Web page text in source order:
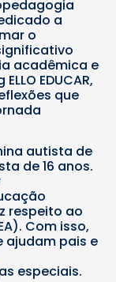
a
o
acadêmica e
EDUCAR,
que
autista de
de 16 anos.
respeito ao
Com isso,
ajudam pais e
especiais.